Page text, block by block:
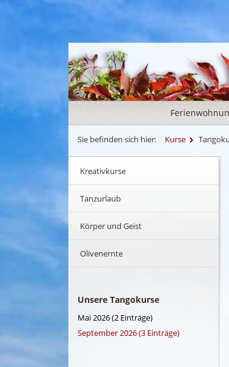
Sie befinden sich hier: Kurse
Kreativkurse
Tanzurlaub
Körper und Geist
Olivenernte
Unsere Tangokurse
Mai 2026 (2 Einträge)
September 2026 (3 Einträge)